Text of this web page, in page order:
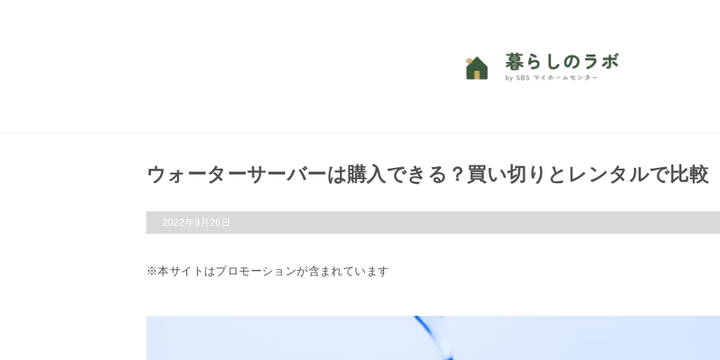
ウォーターサーバーは購入できる？買い切りとレンタルで比較
2022年9月26日
本サイトはプロモーションが含まれています